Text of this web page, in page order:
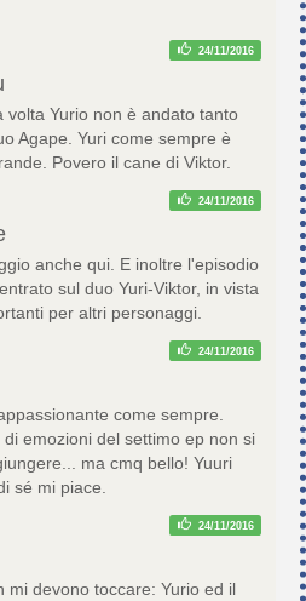
24/11/2016
volta Yurio non è andato tanto
Agape. Yuri come sempre è
Povero il cane di Viktor.
24/11/2016
anche qui. E inoltre l'episodio
sul duo Yuri-Viktor, in vista
per altri personaggi.
24/11/2016
come sempre.
di emozioni del settimo ep non si
ma cmq bello! Yuuri
sé mi piace.
24/11/2016
mi devono toccare: Yurio ed il